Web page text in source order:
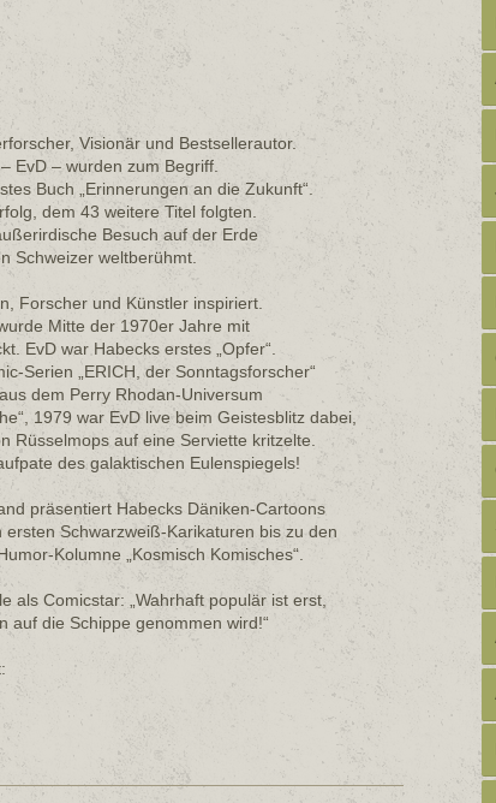
Visionär und Bestsellerautor.
EvD – wurden zum Begriff.
Buch „Erinnerungen an die Zukunft“.
dem 43 weitere Titel folgten.
Besuch auf der Erde
Schweizer weltberühmt.
Forscher und Künstler inspiriert.
Mitte der 1970er Jahre mit
EvD war Habecks erstes „Opfer“.
Serien „ERICH, der Sonntagsforscher“
dem Perry Rhodan-Universum
1979 war EvD live beim Geistesblitz dabei,
Rüsselmops auf eine Serviette kritzelte.
des galaktischen Eulenspiegels!
präsentiert Habecks Däniken-Cartoons
Schwarzweiß-Karikaturen bis zu den
Kolumne „Kosmisch Komisches“.
als Comicstar: „Wahrhaft populär ist erst,
auf die Schippe genommen wird!“